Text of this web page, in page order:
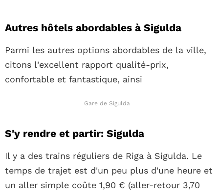
Autres hôtels abordables à Sigulda
Parmi les autres options abordables de la ville,
citons l'excellent rapport qualité-prix,
confortable et fantastique, ainsi
Gare de Sigulda
S'y rendre et partir: Sigulda
Il y a des trains réguliers de Riga à Sigulda. Le
temps de trajet est d'un peu plus d'une heure et
un aller simple coûte 1,90 € (aller-retour 3,70